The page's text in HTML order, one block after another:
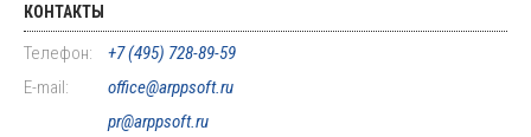
КОНТАКТЫ
Телефон:
+7 (495) 728-89-59
E-mail:
office@arppsoft.ru
pr@arppsoft.ru